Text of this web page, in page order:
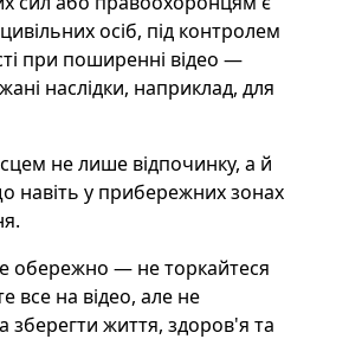
осіб, під контролем
при поширенні відео —
наслідки, наприклад, для
не лише відпочинку, а й
навіть у прибережних зонах
обережно — не торкайтеся
все на відео, але не
зберегти життя, здоров'я та